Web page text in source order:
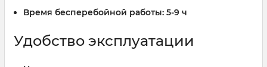
Время бесперебойной работы: 5-9 ч
Удобство эксплуатации